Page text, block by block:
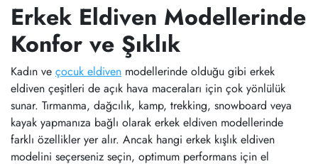
Erkek Eldiven Modellerinde
Konfor ve Şıklık
Kadın ve çocuk eldiven modellerinde olduğu gibi erkek
eldiven çeşitleri de açık hava maceraları için çok yönlülük
sunar. Tırmanma, dağcılık, kamp, trekking, snowboard veya
kayak yapmanıza bağlı olarak erkek eldiven modellerinde
farklı özellikler yer alır. Ancak hangi erkek kışlık eldiven
modelini seçerseniz seçin, optimum performans için el